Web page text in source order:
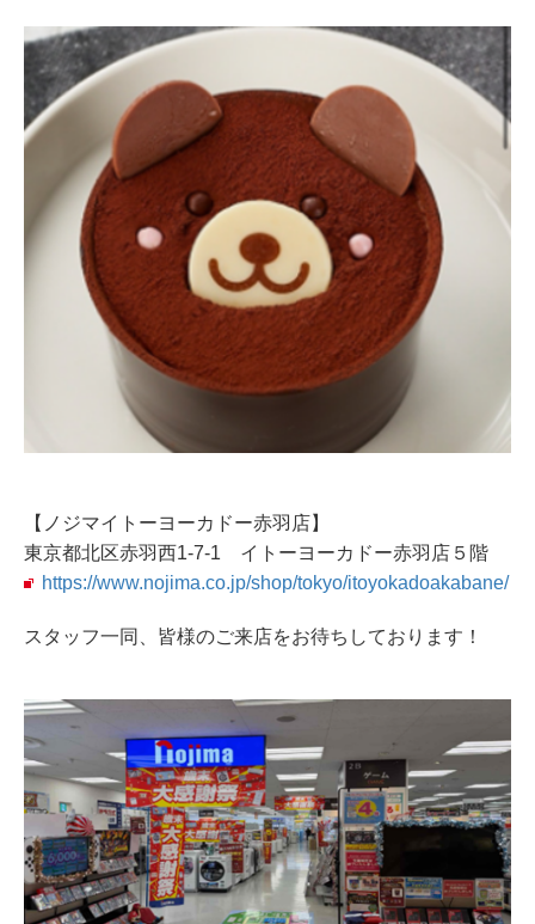
【ノジマイトーヨーカドー赤羽店】
東京都北区赤羽西1-7-1 イトーヨーカドー赤羽店５階
https://www.nojima.co.jp/shop/tokyo/itoyokadoakabane/
スタッフ一同、皆様のご来店をお待ちしております！